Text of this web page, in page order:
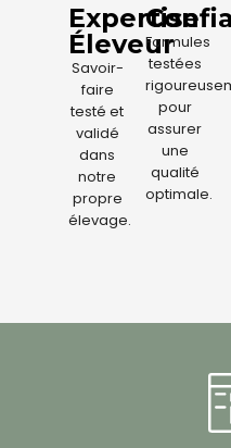
Expertise
Éleveur
Savoir-
faire
testé et
validé
dans
notre
propre
élevage.
Formules
testées
pour
assurer
une
qualité
optimale.